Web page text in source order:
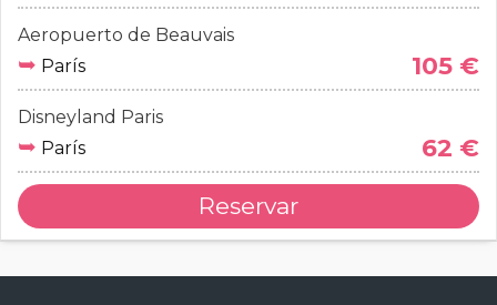
Aeropuerto de Beauvais
➥ París 105 €
Disneyland Paris
➥ París 62 €
Reservar